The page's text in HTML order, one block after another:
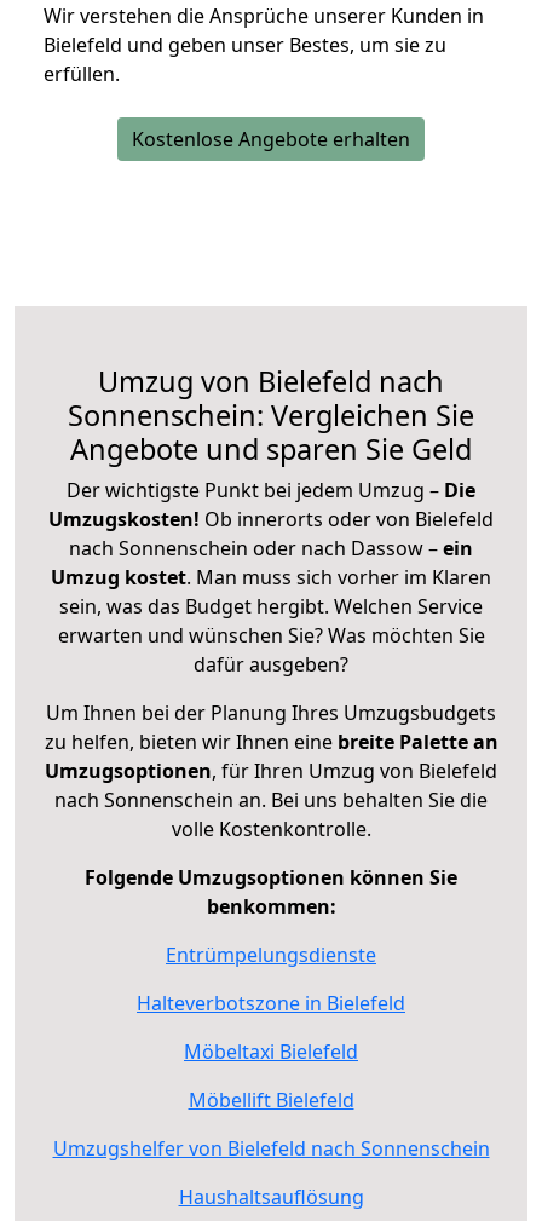
Wir verstehen die Ansprüche unserer Kunden in
Bielefeld und geben unser Bestes, um sie zu
erfüllen.
Kostenlose Angebote erhalten
Umzug von Bielefeld nach
Sonnenschein: Vergleichen Sie
Angebote und sparen Sie Geld
Der wichtigste Punkt bei jedem Umzug – Die
Umzugskosten! Ob innerorts oder von Bielefeld
nach Sonnenschein oder nach Dassow –ein
Umzug kostet. Man muss sich vorher im Klaren
sein, was das Budget hergibt. Welchen Service
erwarten und wünschen Sie? Was möchten Sie
dafür ausgeben?
Um Ihnen bei der Planung Ihres Umzugsbudgets
zu helfen, bieten wir Ihnen eine breite Palette an
Umzugsoptionen, für Ihren Umzug von Bielefeld
nach Sonnenschein an. Bei uns behalten Sie die
volle Kostenkontrolle.
Folgende Umzugsoptionen können Sie
benkommen:
Entrümpelungsdienste
Halteverbotszone in Bielefeld
Möbeltaxi Bielefeld
Möbellift Bielefeld
Umzugshelfer von Bielefeld nach Sonnenschein
Haushaltsauflösung